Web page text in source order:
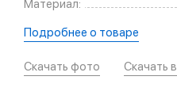
Материал:
Подробнее о товаре
Скачать фото Скачать